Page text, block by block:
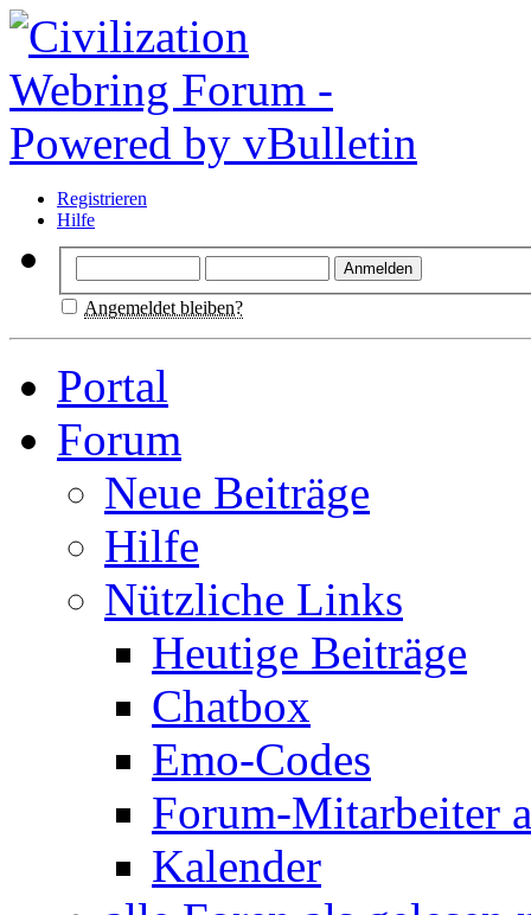
Registrieren
Hilfe
Angemeldet bleiben?
Portal
Forum
Neue Beiträge
Hilfe
Nützliche Links
Heutige Beiträge
Chatbox
Emo-Codes
Forum-Mitarbeiter
Kalender